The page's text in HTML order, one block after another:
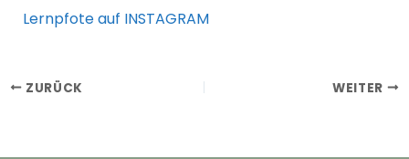
Lernpfote auf INSTAGRAM
ZURÜCK WEITER